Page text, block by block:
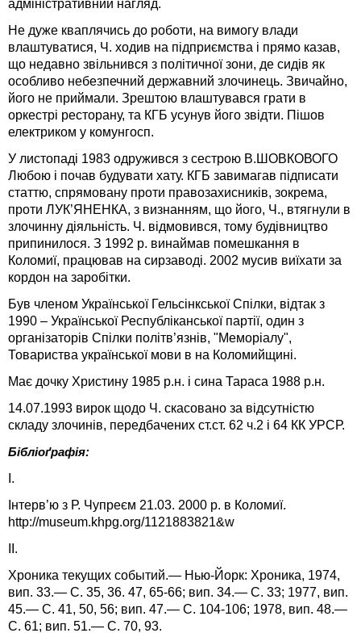
адміністративний нагляд.
Не дуже кваплячись до роботи, на вимогу влади
влаштуватися, Ч. ходив на підприємства і прямо казав,
що недавно звільнився з політичної зони, де сидів як
особливо небезпечний державний злочинець. Звичайно,
його не приймали. Зрештою влаштувався грати в
оркестрі ресторану, та КГБ усунув його звідти. Пішов
електриком у комунгосп.
У листопаді 1983 одружився з сестрою В.ШОВКОВОГО
Любою і почав будувати хату. КГБ завимагав підписати
статтю, спрямовану проти правозахисників, зокрема,
проти ЛУК’ЯНЕНКА, з визнанням, що його, Ч., втягнули в
злочинну діяльність. Ч. відмовився, тому будівництво
припинилося. З 1992 р. винаймав помешкання в
Коломиї, працював на сирзаводі. 2002 мусив виїхати за
кордон на заробітки.
Був членом Української Гельсінкської Спілки, відтак з
1990 – Української Республіканської партії, один з
організаторів Спілки політв’язнів, "Меморіалу",
Товариства української мови в на Коломийщині.
Має дочку Христину 1985 р.н. і сина Тараса 1988 р.н.
14.07.1993 вирок щодо Ч. скасовано за відсутністю
складу злочинів, передбачених ст.ст. 62 ч.2 і 64 КК УРСР.
Бібліоґрафія:
І.
Інтерв’ю з Р. Чупреєм 21.03. 2000 р. в Коломиї.
http://museum.khpg.org/1121883821&w
ІІ.
Хроника текущих событий.— Нью-Йорк: Хроника, 1974,
вип. 33.— С. 35, 36. 47, 65-66; вип. 34.— С. 33; 1977, вип.
45.— С. 41, 50, 56; вип. 47.— С. 104-106; 1978, вип. 48.—
С. 61; вип. 51.— С. 70, 93.